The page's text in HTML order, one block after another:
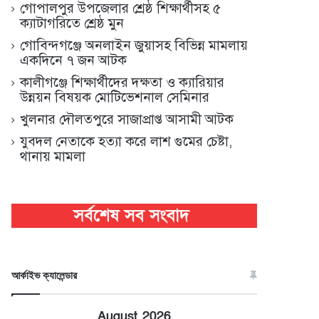
গোপালপুর উপজেলার শ্রেষ্ঠ শিক্ষার্থীসহ ৫
ক্যাটাগরিতে শ্রেষ্ঠ মুন
গোবিন্দগঞ্জে অনলাইন জুয়াসহ বিভিন্ন মামলায়
একদিনে ৭ জন আটক
কালীগঞ্জে শিক্ষার্থীদের দক্ষতা ও ক্যারিয়ার
উন্নয়ন বিষয়ক মোটিভেশনাল সেমিনার
খুলনার দৌলতপুরে সাজাপ্রাপ্ত আসামী আটক
যুবদল নেতাকে হত্যা করে লাশ গুমের চেষ্টা,
থানায় মামলা
আর্কাইভ ক্যালেন্ডার